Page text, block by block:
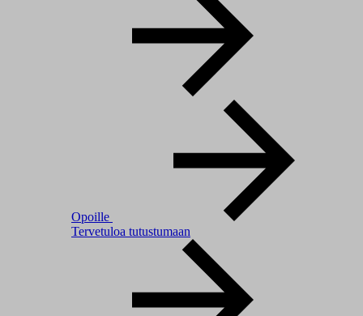
Opoille
Tervetuloa tutustumaan